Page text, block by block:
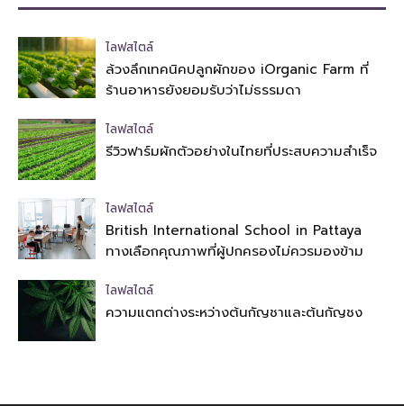
ไลฟสไตล์
ล้วงลึกเทคนิคปลูกผักของ iOrganic Farm ที่
ร้านอาหารยังยอมรับว่าไม่ธรรมดา
ไลฟสไตล์
รีวิวฟาร์มผักตัวอย่างในไทยที่ประสบความสำเร็จ
ไลฟสไตล์
British International School in Pattaya
ทางเลือกคุณภาพที่ผู้ปกครองไม่ควรมองข้าม
ไลฟสไตล์
ความแตกต่างระหว่างต้นกัญชาและต้นกัญชง